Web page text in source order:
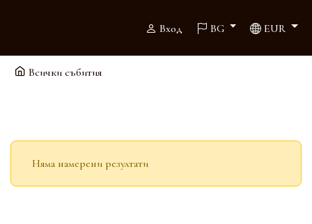
Вход BG EUR
Всички събития
Няма намерени резултати